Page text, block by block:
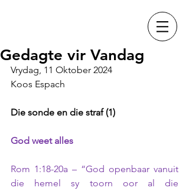
Gedagte vir Vandag
Vrydag, 11 Oktober 2024
Koos Espach
Die sonde en die straf (1)
God weet alles
Rom 1:18-20a – “God openbaar vanuit
die hemel sy toorn oor al die